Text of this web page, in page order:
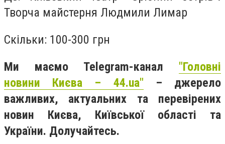
Творча майстерня Людмили Лимар
Скільки: 100-300 грн
Ми маємо Telegram-канал "Головні
новини Києва – 44.ua" – джерело
важливих, актуальних та перевірених
новин Києва, Київської області та
України. Долучайтесь.